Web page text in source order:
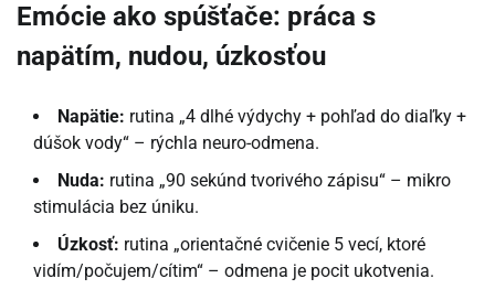
Emócie ako spúšťače: práca s
napätím, nudou, úzkosťou
Napätie: rutina „4 dlhé výdychy + pohľad do diaľky +
dúšok vody“ – rýchla neuro-odmena.
Nuda: rutina „90 sekúnd tvorivého zápisu“ – mikro
stimulácia bez úniku.
Úzkosť: rutina „orientačné cvičenie 5 vecí, ktoré
vidím/počujem/cítim“ – odmena je pocit ukotvenia.